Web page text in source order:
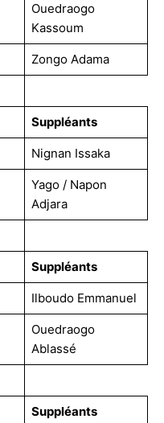
Ouedraogo
Kassoum
Zongo Adama
Suppléants
Nignan Issaka
Yago / Napon
Adjara
Suppléants
Ilboudo Emmanuel
Ouedraogo
Ablassé
Suppléants